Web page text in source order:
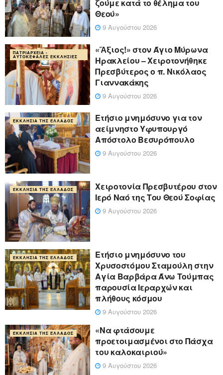
ζούμε κατά το θέλημα του
Θεού»
9 Αυγούστου 2026
ΠΑΤΡΙΑΡΧΕΊΑ -
ΑΥΤΟΚΈΦΑΛΕΣ ΕΚΚΛΗΣΊΕΣ
«Ἄξιος!» στον Άγιο Μύρωνα
Ηρακλείου – Χειροτονήθηκε
Πρεσβύτερος ο π. Νικόλαος
Γιαννακάκης
9 Αυγούστου 2026
ΕΚΚΛΗΣΊΑ ΤΗΣ ΕΛΛΆΔΟΣ
Ετήσιο μνημόσυνο για τον
αείμνηστο Υφυπουργό
Απόστολο Βεσυρόπουλο
9 Αυγούστου 2026
ΕΚΚΛΗΣΊΑ ΤΗΣ ΕΛΛΆΔΟΣ
Χειροτονία Πρεσβυτέρου στον
Ιερό Ναό της Του Θεού Σοφίας
9 Αυγούστου 2026
ΕΚΚΛΗΣΊΑ ΤΗΣ ΕΛΛΆΔΟΣ
Ετήσιο μνημόσυνο του
Χρυσοστόμου Σταμούλη στην
Αγία Βαρβάρα Άνω Τούμπας
παρουσία Ιεραρχών και
πλήθους κόσμου
9 Αυγούστου 2026
ΕΚΚΛΗΣΊΑ ΤΗΣ ΕΛΛΆΔΟΣ
«Να φτάσουμε
προετοιμασμένοι στο Πάσχα
του καλοκαιριού»
9 Αυγούστου 2026